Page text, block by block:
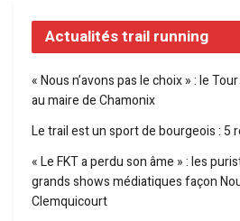
Actualités trail running
« Nous n’avons pas le choix » : le
au maire de Chamonix
Le trail est un sport de bourgeois : 5
« Le FKT a perdu son âme » : les
grands shows médiatiques façon
Clemquicourt